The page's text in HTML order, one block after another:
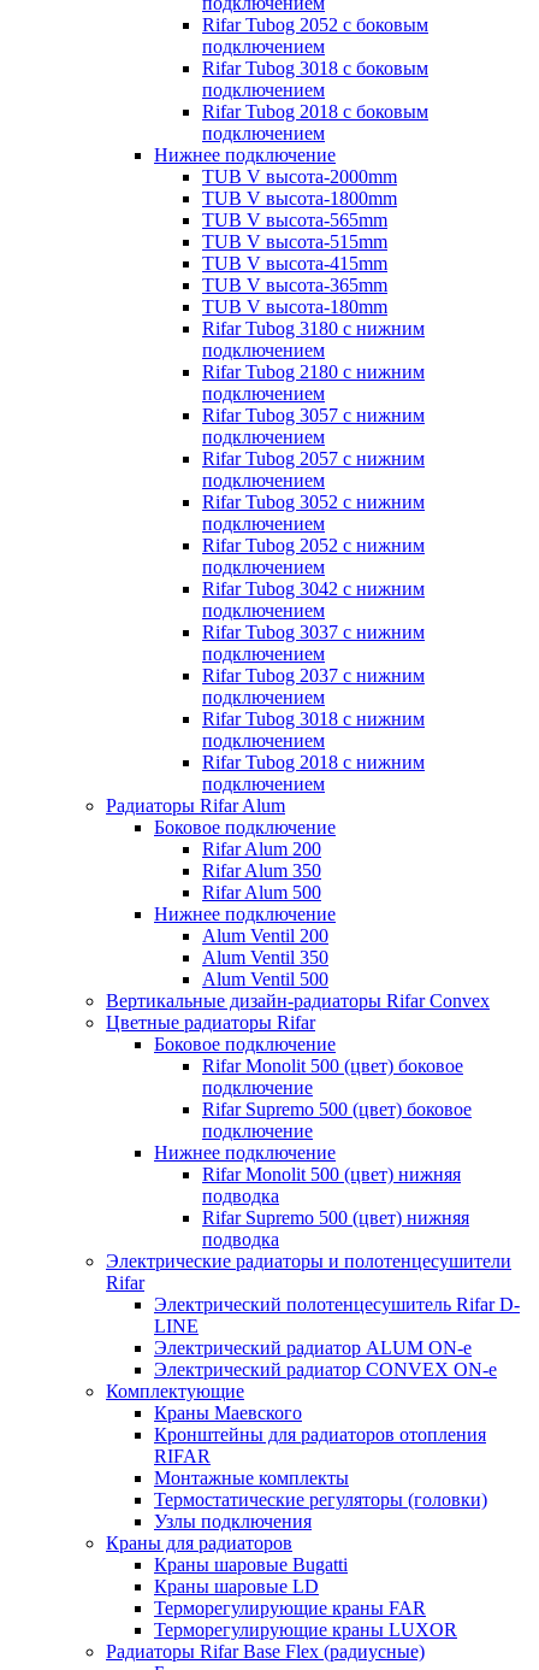
Rifar Tubog 2052 с боковым
подключением
Rifar Tubog 3018 с боковым
подключением
Rifar Tubog 2018 с боковым
подключением
Нижнее подключение
TUB V высота-2000mm
TUB V высота-1800mm
TUB V высота-565mm
TUB V высота-515mm
TUB V высота-415mm
TUB V высота-365mm
TUB V высота-180mm
Rifar Tubog 3180 с нижним
подключением
Rifar Tubog 2180 с нижним
подключением
Rifar Tubog 3057 с нижним
подключением
Rifar Tubog 2057 с нижним
подключением
Rifar Tubog 3052 с нижним
подключением
Rifar Tubog 2052 с нижним
подключением
Rifar Tubog 3042 с нижним
подключением
Rifar Tubog 3037 с нижним
подключением
Rifar Tubog 2037 с нижним
подключением
Rifar Tubog 3018 с нижним
подключением
Rifar Tubog 2018 с нижним
подключением
Радиаторы Rifar Alum
Боковое подключение
Rifar Alum 200
Rifar Alum 350
Rifar Alum 500
Нижнее подключение
Alum Ventil 200
Alum Ventil 350
Alum Ventil 500
Вертикальные дизайн-радиаторы Rifar Convex
Цветные радиаторы Rifar
Боковое подключение
Rifar Monolit 500 (цвет) боковое
подключение
Rifar Supremo 500 (цвет) боковое
подключение
Нижнее подключение
Rifar Monolit 500 (цвет) нижняя
подводка
Rifar Supremo 500 (цвет) нижняя
подводка
Электрические радиаторы и полотенцесушители
Rifar
Электрический полотенцесушитель Rifar D-
LINE
Электрический радиатор ALUM ON-e
Электрический радиатор CONVEX ON-e
Комплектующие
Краны Маевского
Кронштейны для радиаторов отопления
RIFAR
Монтажные комплекты
Термостатические регуляторы (головки)
Узлы подключения
Краны для радиаторов
Краны шаровые Bugatti
Краны шаровые LD
Терморегулирующие краны FAR
Терморегулирующие краны LUXOR
Радиаторы Rifar Base Flex (радиусные)